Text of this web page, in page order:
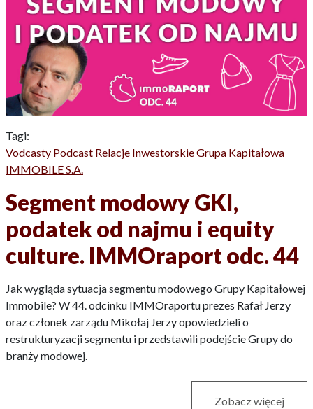
Tagi:
Vodcasty Podcast Relacje InwestorskieGrupa Kapitałowa
IMMOBILE S.A.
Segment modowy GKI,
podatek od najmu i equity
culture. IMMOraport odc. 44
Jak wygląda sytuacja segmentu modowego Grupy Kapitałowej
Immobile? W 44. odcinku IMMOraportu prezes Rafał Jerzy
oraz członek zarządu Mikołaj Jerzy opowiedzieli o
restrukturyzacji segmentu i przedstawili podejście Grupy do
branży modowej.
Zobacz więcej